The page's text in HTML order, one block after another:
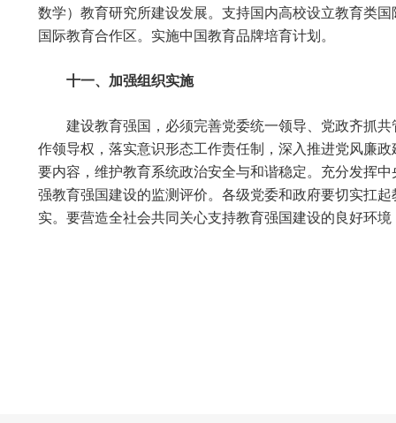
数学）教育研究所建设发展。支持国内高校设立教育类
国际教育合作区。实施中国教育品牌培育计划。
十一、加强组织实施
建设教育强国，必须完善党委统一领导、党政齐抓
作领导权，落实意识形态工作责任制，深入推进党风廉
要内容，维护教育系统政治安全与和谐稳定。充分发挥
强教育强国建设的监测评价。各级党委和政府要切实扛
实。要营造全社会共同关心支持教育强国建设的良好环